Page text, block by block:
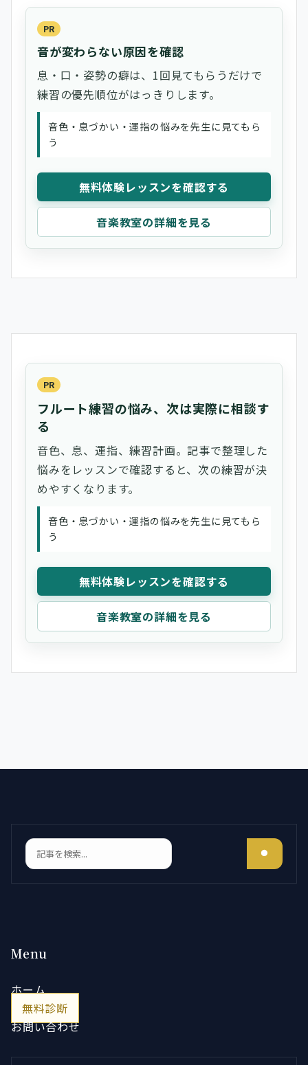
PR
音が変わらない原因を確認
息・口・姿勢の癖は、1回見てもらうだけで
練習の優先順位がはっきりします。
音色・息づかい・運指の悩みを先生に見てもら
う
無料体験レッスンを確認する
音楽教室の詳細を見る
PR
フルート練習の悩み、次は実際に相談す
る
音色、息、運指、練習計画。記事で整理した
悩みをレッスンで確認すると、次の練習が決
めやすくなります。
音色・息づかい・運指の悩みを先生に見てもら
う
無料体験レッスンを確認する
音楽教室の詳細を見る
検索
Menu
ホーム
無料診断
お問い合わせ